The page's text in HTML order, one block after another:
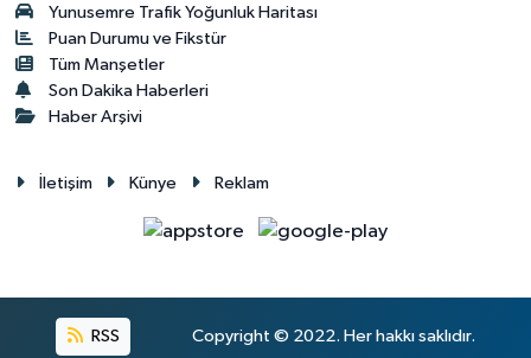
Yunusemre Trafik Yoğunluk Haritası
Puan Durumu ve Fikstür
Tüm Manşetler
Son Dakika Haberleri
Haber Arşivi
İletişim Künye Reklam
RSS Copyright © 2022. Her hakkı saklıdır.